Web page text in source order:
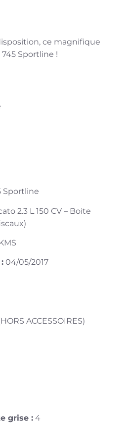
ce magnifique
Sportline !
Sportline
2.3 L 150 CV – Boite
04/05/2017
ACCESSOIRES)
grise : 4